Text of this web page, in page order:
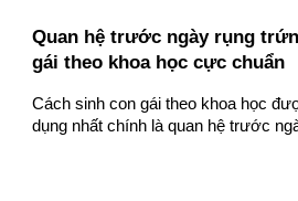
Quan hệ trước ngày rụng
gái theo khoa học cực chuẩn
Cách sinh con gái theo khoa học
dụng nhất chính là quan hệ trước